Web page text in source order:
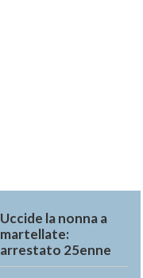
Uccide la nonna a
martellate:
arrestato 25enne